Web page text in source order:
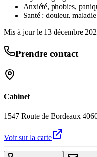
Anxiété, phobies,
Santé : douleur,
Mis à jour le 13 décembre
Prendre contact
Cabinet
1547 Route de Bordeaux
Voir sur la carte